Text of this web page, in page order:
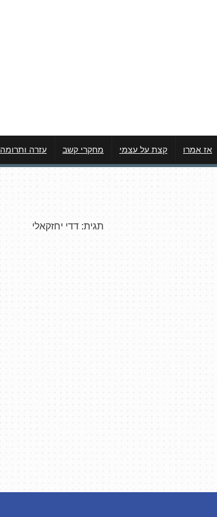
אז אמרו קצת על עצמי מחקרי קשב עזרה ותרומה
תגית:דדי יחזקאלי